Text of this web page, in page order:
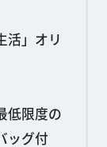
活」オリ
低限度の
ッグ付